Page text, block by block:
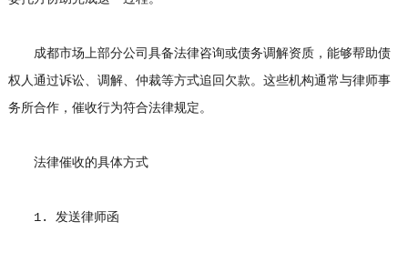
成都市场上部分公司具备法律咨询或债务调解资质，能够帮助债
权人通过诉讼、调解、仲裁等方式追回欠款。这些机构通常与律师事
务所合作，催收行为符合法律规定。
法律催收的具体方式
1. 发送律师函